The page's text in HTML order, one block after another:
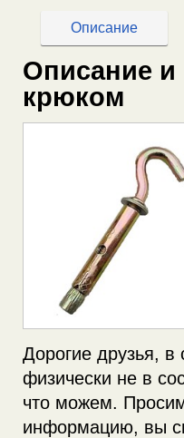
Описание
Описание
крюком
Дорогие друзья,
физически не в
что можем.
информацию, вы